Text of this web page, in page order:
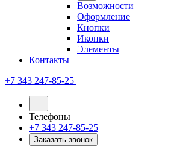
Возможности
Оформление
Кнопки
Иконки
Элементы
Контакты
+7 343 247-85-25
Телефоны
+7 343 247-85-25
Заказать звонок